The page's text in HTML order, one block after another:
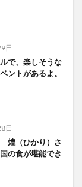
日
で、楽しそうな
ントがあるよ。
日
煌（ひかり）さ
の食が堪能でき